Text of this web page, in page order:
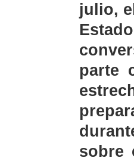
julio,
parte
sobre